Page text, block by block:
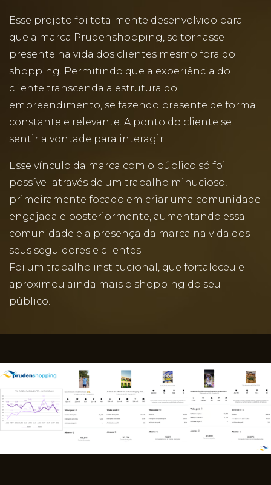
Esse projeto foi totalmente desenvolvido para
que a marca Prudenshopping, se tornasse
presente na vida dos clientes mesmo fora do
shopping. Permitindo que a experiência do
cliente transcenda a estrutura do
empreendimento, se fazendo presente de forma
constante e relevante. A ponto do cliente se
sentir a vontade para interagir.
Esse vínculo da marca com o público só foi
possível através de um trabalho minucioso,
primeiramente focado em criar uma comunidade
engajada e posteriormente, aumentando essa
comunidade e a presença da marca na vida dos
seus seguidores e clientes.
Foi um trabalho institucional, que fortaleceu e
aproximou ainda mais o shopping do seu
público.